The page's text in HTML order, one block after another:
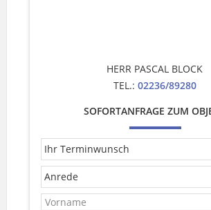
HERR PASCAL BLOCK
TEL.: 02236/89280
SOFORTANFRAGE ZUM